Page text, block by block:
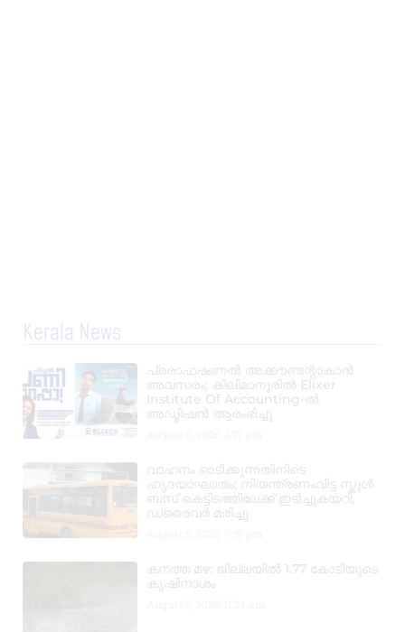
Kerala News
പ്രൊഫഷണൽ അക്കൗണ്ടന്റാകാൻ
അവസരം; കിലിമാനൂരിൽ Elixer
Institute Of Accounting-ൽ
അഡ്മിഷൻ ആരംഭിച്ചു
വാഹനം ഓടിക്കുന്നതിനിടെ
ഹൃദയാഘാതം; നിയന്ത്രണംവിട്ട സ്കൂൾ
ബസ് കെട്ടിടത്തിലേക്ക് ഇടിച്ചുകയറി,
ഡ്രൈവർ മരിച്ചു
കനത്ത മഴ: ജില്ലയിൽ 1.77 കോടിയുടെ
കൃഷിനാശം